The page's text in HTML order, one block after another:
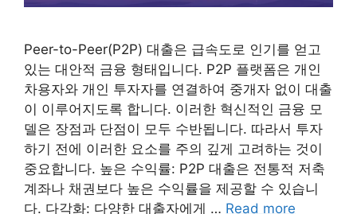
Peer-to-Peer(P2P) 대출은 급속도로 인기를 얻고
있는 대안적 금융 형태입니다. P2P 플랫폼은 개인
차용자와 개인 투자자를 연결하여 중개자 없이 대출
이 이루어지도록 합니다. 이러한 혁신적인 금융 모
델은 장점과 단점이 모두 수반됩니다. 따라서 투자
하기 전에 이러한 요소를 주의 깊게 고려하는 것이
중요합니다. 높은 수익률: P2P 대출은 전통적 저축
계좌나 채권보다 높은 수익률을 제공할 수 있습니
다. 다각화: 다양한 대출자에게 … Read more